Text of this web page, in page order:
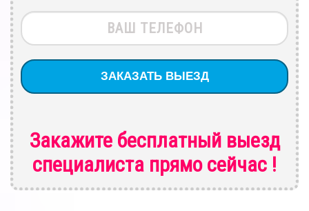
Закажите бесплатный выезд
специалиста прямо сейчас !